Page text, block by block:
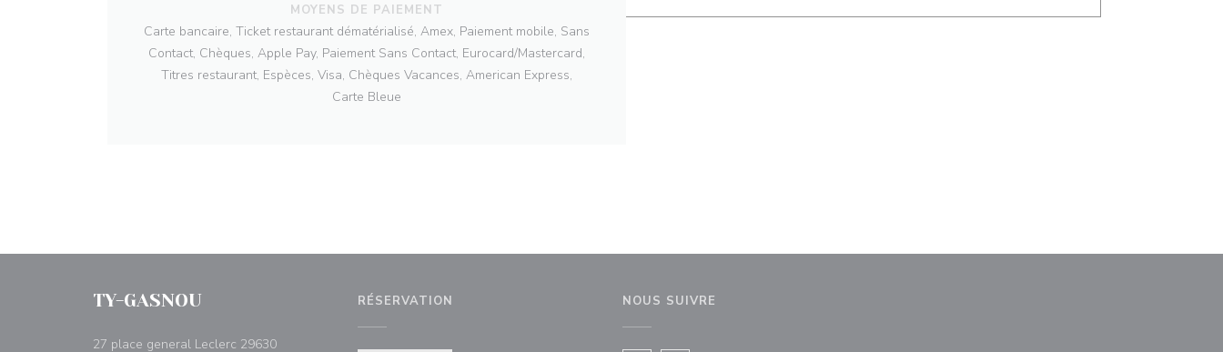
MOYENS DE PAIEMENT
Carte bancaire, Ticket restaurant dématérialisé, Amex, Paiement mobile, Sans
Contact, Chèques, Apple Pay, Paiement Sans Contact, Eurocard/Mastercard,
Titres restaurant, Espèces, Visa, Chèques Vacances, American Express,
Carte Bleue
TY-GASNOU
27 place general Leclerc 29630
RÉSERVATION NOUS SUIVRE